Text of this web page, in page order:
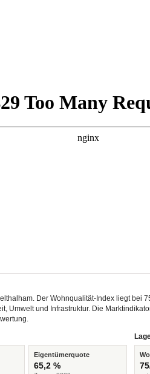
Der Wohnqualität-Index liegt bei
Umwelt und Infrastruktur. Die
Eigentümerquote
65,2 %